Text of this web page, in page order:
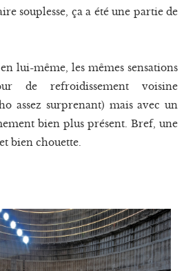
souplesse, ça a été une partie de
lui-même, les mêmes sensations
de refroidissement voisine
assez surprenant) mais avec un
bien plus présent. Bref, une
bien chouette.